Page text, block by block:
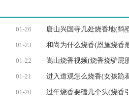
01-26 唐山兴国寺几处烧香地(鹤
01-23 和尚为什么烧香(恩施烧香
01-22 嵩山烧香视频(烧香烧驴屁
01-21 进入道观怎么烧香(女孩跪
01-20 过年烧香要磕几个头(烧香